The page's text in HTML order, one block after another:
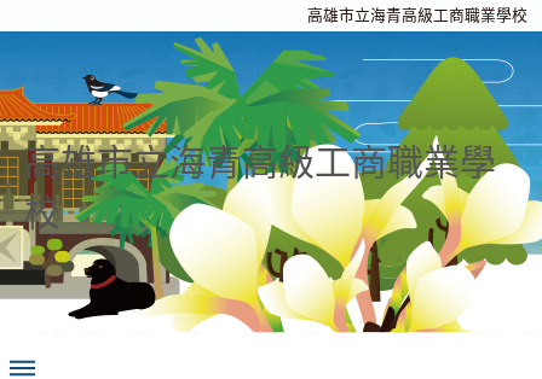
高雄市立海青高級工商職業學校
高雄市立海青高級工商職業學
校